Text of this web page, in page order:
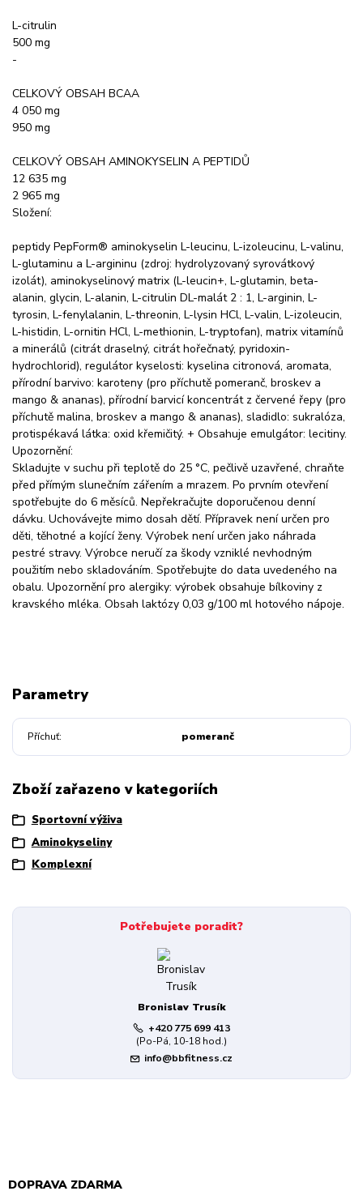
L-citrulin
500 mg
-
CELKOVÝ OBSAH BCAA
4 050 mg
950 mg
CELKOVÝ OBSAH AMINOKYSELIN A PEPTIDŮ
12 635 mg
2 965 mg
Složení:
peptidy PepForm® aminokyselin L-leucinu, L-izoleucinu, L-valinu,
L-glutaminu a L-argininu (zdroj: hydrolyzovaný syrovátkový
izolát), aminokyselinový matrix (L-leucin+, L-glutamin, beta-
alanin, glycin, L-alanin, L-citrulin DL-malát 2 : 1, L-arginin, L-
tyrosin, L-fenylalanin, L-threonin, L-lysin HCl, L-valin, L-izoleucin,
L-histidin, L-ornitin HCl, L-methionin, L-tryptofan), matrix vitamínů
a minerálů (citrát draselný, citrát hořečnatý, pyridoxin-
hydrochlorid), regulátor kyselosti: kyselina citronová, aromata,
přírodní barvivo: karoteny (pro příchutě pomeranč, broskev a
mango & ananas), přírodní barvicí koncentrát z červené řepy (pro
příchutě malina, broskev a mango & ananas), sladidlo: sukralóza,
protispékavá látka: oxid křemičitý. + Obsahuje emulgátor: lecitiny.
Upozornění:
Skladujte v suchu při teplotě do 25 °C, pečlivě uzavřené, chraňte
před přímým slunečním zářením a mrazem. Po prvním otevření
spotřebujte do 6 měsíců. Nepřekračujte doporučenou denní
dávku. Uchovávejte mimo dosah dětí. Přípravek není určen pro
děti, těhotné a kojící ženy. Výrobek není určen jako náhrada
pestré stravy. Výrobce neručí za škody vzniklé nevhodným
použitím nebo skladováním. Spotřebujte do data uvedeného na
obalu. Upozornění pro alergiky: výrobek obsahuje bílkoviny z
kravského mléka. Obsah laktózy 0,03 g/100 ml hotového nápoje.
Parametry
Příchuť pomeranč
Zboží zařazeno v kategoriích
Sportovní výživa
Aminokyseliny
Komplexní
Potřebujete poradit?
Bronislav Trusík
+420 775 699 413
(Po-Pá, 10-18 hod.)
info@bbfitness.cz
DOPRAVA ZDARMA